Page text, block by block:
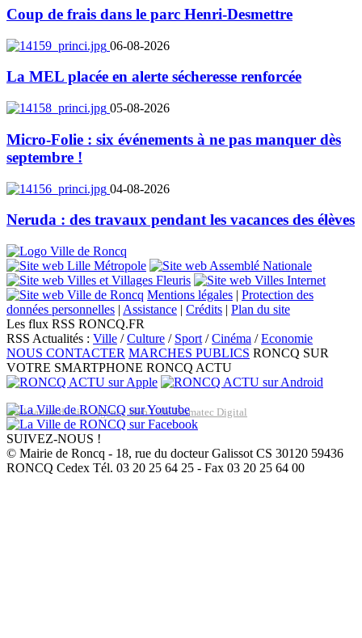
Coup de frais dans le parc Henri-Desmettre
06-08-2026
La MEL placée en alerte sécheresse renforcée
05-08-2026
Micro-Folie : six événements à ne pas manquer dès
septembre !
04-08-2026
Neruda : des travaux pendant les vacances des élèves
Mentions légales | Protection des
données personnelles | Assistance | Crédits | Plan du site
Les flux RSS RONCQ.FR
RSS Actualités : Ville /Culture / Sport /Cinéma /Economie
NOUS CONTACTER MARCHES PUBLICS RONCQ SUR
VOTRE SMARTPHONE RONCQ ACTU
Réalisation du site: Agence Web Lille Promatec Digital
SUIVEZ-NOUS !
© Mairie de Roncq - 18, rue du docteur Galissot CS 30120 59436
RONCQ Cedex Tél. 03 20 25 64 25 - Fax 03 20 25 64 00